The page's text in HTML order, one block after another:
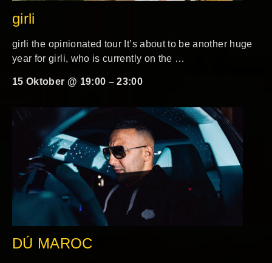
girli
girli the opinionated tour It’s about to be another huge
year for girli, who is currently on the …
15 Oktober @ 19:00 –23:00
DÚ MAROC